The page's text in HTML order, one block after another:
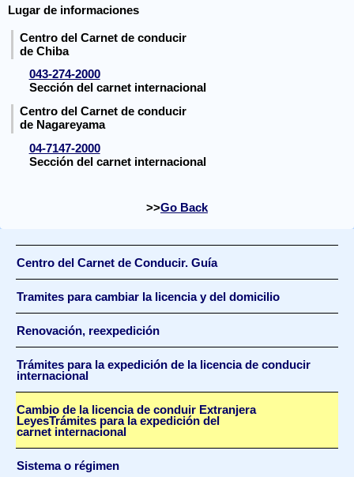
Lugar de informaciones
Centro del Carnet de conducir
de Chiba
043-274-2000
Sección del carnet internacional
Centro del Carnet de conducir
de Nagareyama
04-7147-2000
Sección del carnet internacional
Go Back
Centro del Carnet de Conducir. Guía
Tramites para cambiar la licencia y del domicilio
Renovación, reexpedición
Trámites para la expedición de la licencia de conducir
internacional
Cambio de la licencia de conduir Extranjera
LeyesTrámites para la expedición del
carnet internacional
Sistema o régimen